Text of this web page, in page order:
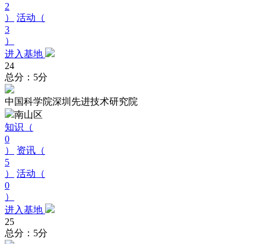
2
）
活动（
3
）
进入基地
24
总分：5分
中国科学院深圳先进技术研究院
南山区
知识（
0
）
资讯（
5
）
活动（
0
）
进入基地
25
总分：5分